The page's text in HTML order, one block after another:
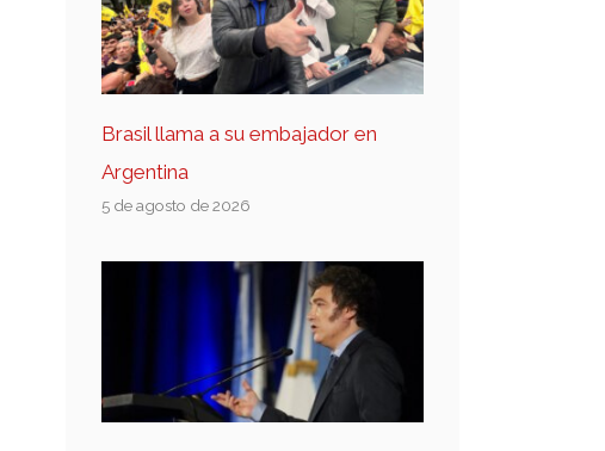
Brasil llama a su embajador en
Argentina
5 de agosto de 2026